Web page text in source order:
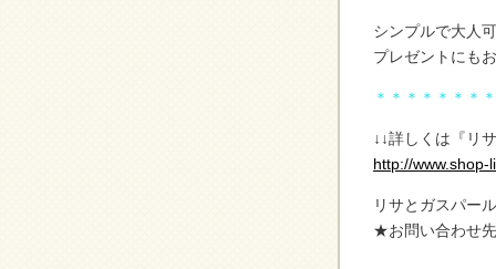
シンプルで大人
プレゼントにも
＊＊＊＊＊＊＊
↓↓詳しくは『リ
http://
リサとガスパー
★お問い合わせ